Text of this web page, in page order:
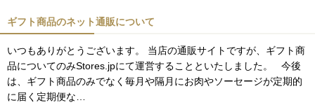
ギフト商品のネット通販について
いつもありがとうございます。 当店の通販サイトですが、ギフト商
品についてのみStores.jpにて運営することといたしました。 今後
は、ギフト商品のみでなく毎月や隔月にお肉やソーセージが定期的
に届く定期便な…